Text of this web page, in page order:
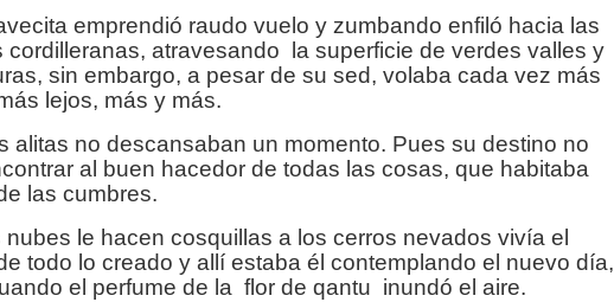
emprendió raudo vuelo y zumbando enfiló hacia las
cordilleranas, atravesando la superficie de verdes valles y
sin embargo, a pesar de su sed, volaba cada vez más
lejos, más y más.
alitas no descansaban un momento. Pues su destino no
al buen hacedor de todas las cosas, que habitaba
las cumbres.
le hacen cosquillas a los cerros nevados vivía el
todo lo creado y allí estaba él contemplando el nuevo día,
el perfume de la flor de qantu inundó el aire.